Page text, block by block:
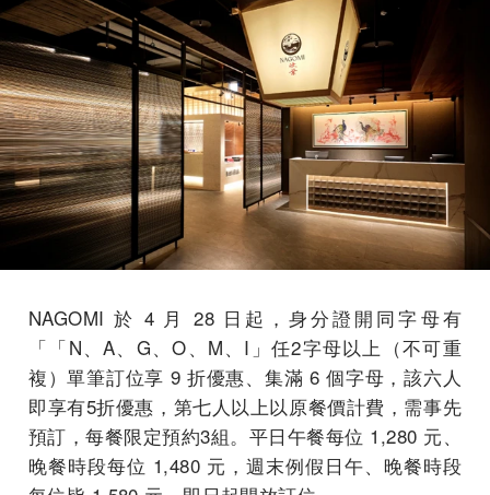
NAGOMI 於 4 ⽉ 28 ⽇起，身分證開同字母有
「「N、A、G、O、M、I」任2字母以上（不可重
複）單筆訂位享 9 折優惠、集滿 6 個字母，該六人
即享有5折優惠，第七人以上以原餐價計費，需事先
預訂，每餐限定預約3組。平⽇午餐每位 1,280 元、
晚餐時段每位 1,480 元，週末例假⽇午、晚餐時段